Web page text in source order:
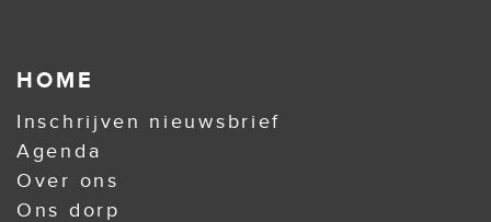
HOME
Inschrijven nieuwsbrief
Agenda
Over ons
Ons dorp